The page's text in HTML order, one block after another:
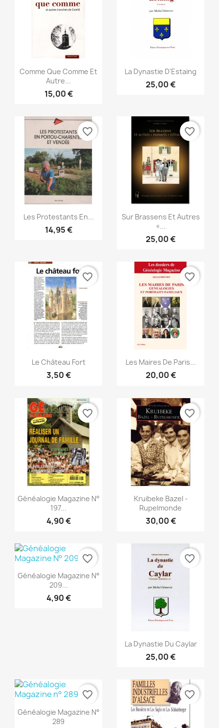
Vista rápida
Comme Que Comme Et
Autre...
15,00 €
Vista rápida
La Dynastie D'Estaing
25,00 €
Vista rápida
Les Protestants En...
14,95 €
favorite_border
Vista rápida
Sur Brassens Et Autres
«...
25,00 €
favorite_border
Vista rápida
Le Château Fort
3,50 €
favorite_border
Vista rápida
Les Maires De Paris...
20,00 €
favorite_border
Vista rápida
Généalogie Magazine N°
197...
4,90 €
favorite_border
Vista rápida
Kruibeke Bazel -
Rupelmonde
30,00 €
favorite_border
Vista rápida
Généalogie Magazine N°
209...
4,90 €
favorite_border
Vista rápida
La Dynastie Du Caylar
25,00 €
favorite_border
Vista rápida
Généalogie Magazine N°
289
favorite_border favorite_border